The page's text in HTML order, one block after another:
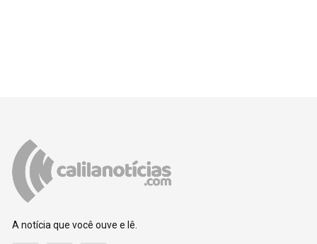
A notícia que você ouve e lê.